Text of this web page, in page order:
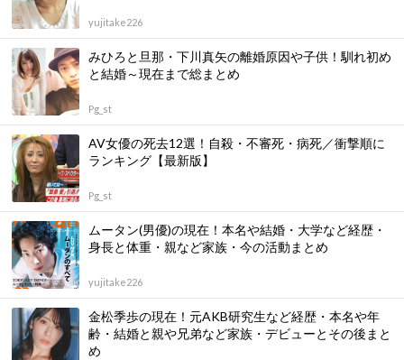
yujitake226
みひろと旦那・下川真矢の離婚原因や子供！馴れ初め
と結婚～現在まで総まとめ
Pg_st
AV女優の死去12選！自殺・不審死・病死／衝撃順に
ランキング【最新版】
Pg_st
ムータン(男優)の現在！本名や結婚・大学など経歴・
身長と体重・親など家族・今の活動まとめ
yujitake226
金松季歩の現在！元AKB研究生など経歴・本名や年
齢・結婚と親や兄弟など家族・デビューとその後まと
め